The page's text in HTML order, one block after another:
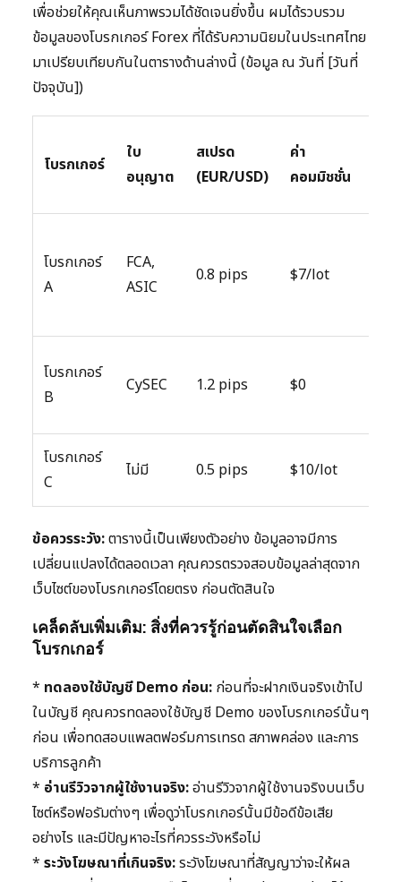
เพื่อช่วยให้คุณเห็นภาพรวมได้ชัดเจนยิ่งขึ้น ผมได้รวบรวม
ข้อมูลของโบรกเกอร์ Forex ที่ได้รับความนิยมในประเทศไทย
มาเปรียบเทียบกันในตารางด้านล่างนี้ (ข้อมูล ณ วันที่ [วันที่
ปัจจุบัน])
โบรกเกอร์
ใบ
อนุญาต
สเปรด
(EUR/USD)
ค่า
คอมมิชชั่น
โบรกเกอร์
A
FCA,
ASIC
0.8 pips $7/lot
โบรกเกอร์
B
CySEC 1.2 pips $0
โบรกเกอร์
C
ไม่มี 0.5 pips $10/lot
ข้อควรระวัง:ตารางนี้เป็นเพียงตัวอย่าง ข้อมูลอาจมีการ
เปลี่ยนแปลงได้ตลอดเวลา คุณควรตรวจสอบข้อมูลล่าสุดจาก
เว็บไซต์ของโบรกเกอร์โดยตรง ก่อนตัดสินใจ
เคล็ดลับเพิ่มเติม: สิ่งที่ควรรู้ก่อนตัดสินใจเลือก
โบรกเกอร์
* ทดลองใช้บัญชี Demo ก่อน: ก่อนที่จะฝากเงินจริงเข้าไป
ในบัญชี คุณควรทดลองใช้บัญชี Demo ของโบรกเกอร์นั้นๆ
ก่อน เพื่อทดสอบแพลตฟอร์มการเทรด สภาพคล่อง และการ
บริการลูกค้า
* อ่านรีวิวจากผู้ใช้งานจริง:อ่านรีวิวจากผู้ใช้งานจริงบนเว็บ
ไซต์หรือฟอรัมต่างๆ เพื่อดูว่าโบรกเกอร์นั้นมีข้อดีข้อเสีย
อย่างไร และมีปัญหาอะไรที่ควรระวังหรือไม่
* ระวังโฆษณาที่เกินจริง:ระวังโฆษณาที่สัญญาว่าจะให้ผล